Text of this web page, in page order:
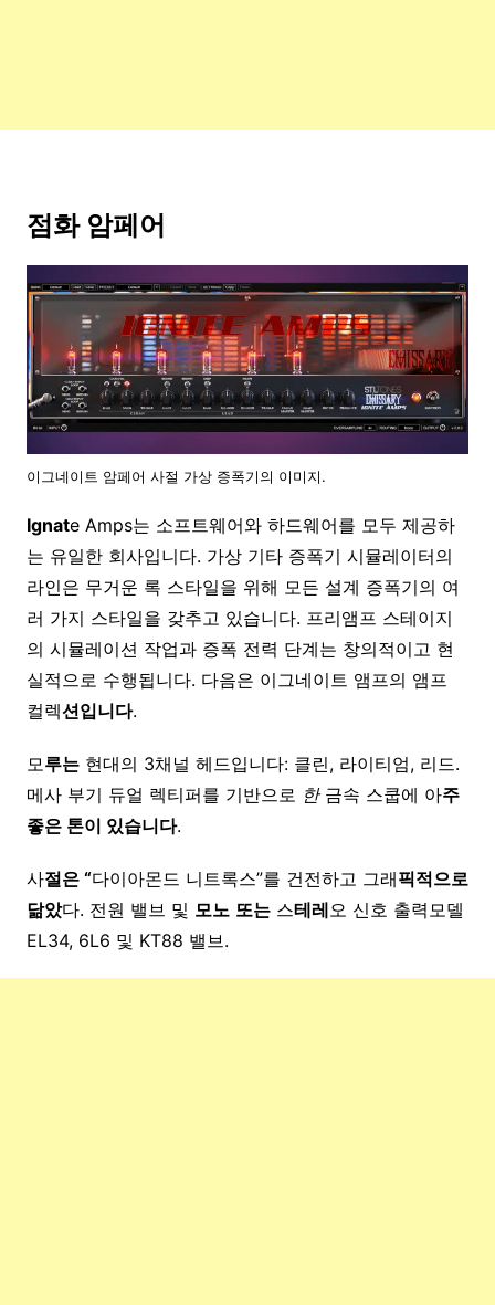
점화 암페어
이그네이트 암페어 사절 가상 증폭기의 이미지.
Ignate Amps는 소프트웨어와 하드웨어를 모두 제공하
는 유일한 회사입니다. 가상 기타 증폭기 시뮬레이터의
라인은 무거운 록 스타일을 위해 모든 설계 증폭기의 여
러 가지 스타일을 갖추고 있습니다. 프리앰프 스테이지
의 시뮬레이션 작업과 증폭 전력 단계는 창의적이고 현
실적으로 수행됩니다. 다음은 이그네이트 앰프의 앰프
컬렉션입니다.
모 루는현대의 3채널 헤드입니다: 클린, 라이티엄, 리드.
메사 부기 듀얼 렉티퍼를 기반으로 한 금속 스쿱에 아주
좋은 톤이 있습니다.
사절은 “다이아몬드 니트록스”를 건전하고 그래픽적으로
닮았다. 전원 밸브 및 모노 또는스테레오 신호 출력모델
EL34, 6L6 및 KT88 밸브.